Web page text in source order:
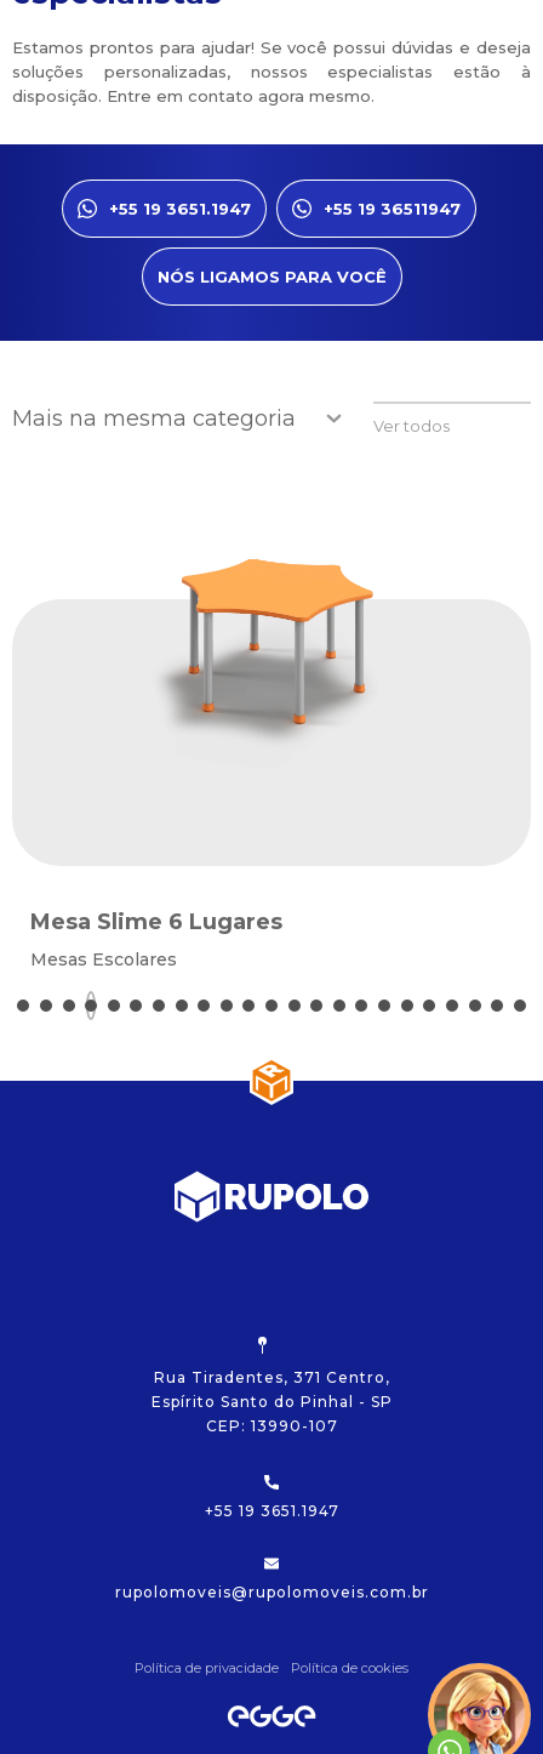
Estamos prontos para ajudar! Se você possui dúvidas e deseja
soluções personalizadas, nossos especialistas estão à
disposição. Entre em contato agora mesmo.
+55 19 3651.1947 +55 19 36511947
NÓS LIGAMOS PARA VOCÊ
Mais na mesma categoria Ver todos
Mesa Slime 6 Lugares
Mesas Escolares
Precisamos de algumas
Rua Tiradentes, 371 Centro,
Espírito Santo do Pinhal - SP
CEP: 13990-107
+55 19 3651.1947
rupolomoveis@rupolomoveis.com.br
Política de privacidade Política de cookies